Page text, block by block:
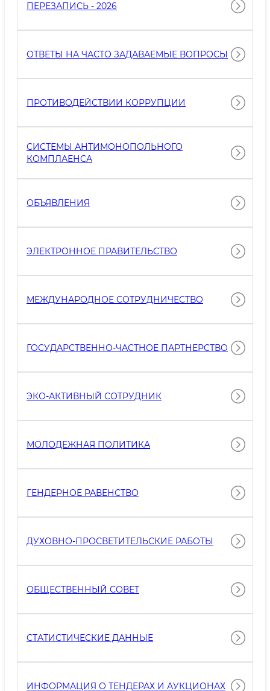
ПЕРЕЗАПИСЬ - 2026
ОТВЕТЫ НА ЧАСТО ЗАДАВАЕМЫЕ ВОПРОСЫ
ПРОТИВОДЕЙСТВИИ КОРРУПЦИИ
СИСТЕМЫ АНТИМОНОПОЛЬНОГО
КОМПЛАЕНСА
ОБЪЯВЛЕНИЯ
ЭЛЕКТРОННОЕ ПРАВИТЕЛЬСТВО
МЕЖДУНАРОДНОЕ СОТРУДНИЧЕСТВО
ГОСУДАРСТВЕННО-ЧАСТНОЕ ПАРТНЕРСТВО
ЭКО-АКТИВНЫЙ СОТРУДНИК
МОЛОДЕЖНАЯ ПОЛИТИКА
ГЕНДЕРНОЕ РАВЕНСТВО
ДУХОВНО-ПРОСВЕТИТЕЛЬСКИЕ РАБОТЫ
ОБЩЕСТВЕННЫЙ СОВЕТ
СТАТИСТИЧЕСКИЕ ДАННЫЕ
ИНФОРМАЦИЯ О ТЕНДЕРАХ И АУКЦИОНАХ